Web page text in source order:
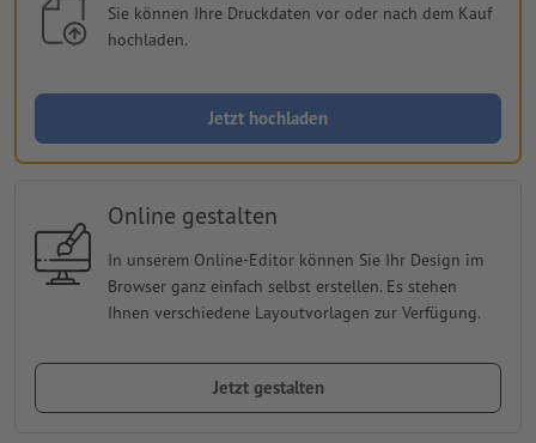
Sie können Ihre Druckdaten vor oder nach dem Kauf
hochladen.
Jetzt hochladen
Online gestalten
In unserem Online-Editor können Sie Ihr Design im
Browser ganz einfach selbst erstellen. Es stehen
Ihnen verschiedene Layoutvorlagen zur Verfügung.
Jetzt gestalten